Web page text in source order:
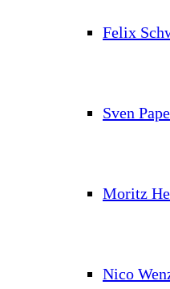
Felix
Sven
Moritz
Nico